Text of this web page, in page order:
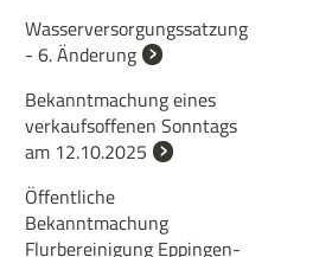
Wasserversorgungssatzung
- 6. Änderung
Bekanntmachung eines
verkaufsoffenen Sonntags
am 12.10.2025
Öffentliche
Bekanntmachung
Flurbereinigung Eppingen-